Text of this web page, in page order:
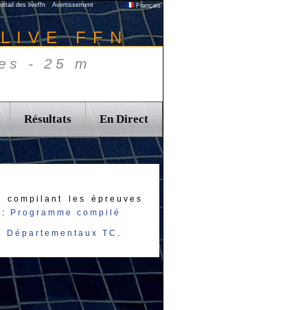
des liveffn Avertissement Français
LIVE FFN
- 25 m
Résultats En Direct
compilant les épreuves
:
Programme compilé
Départementaux TC .